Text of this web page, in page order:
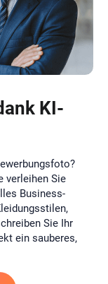
KI-
verleihen Sie
Business-
Sie Ihr
ein sauberes,